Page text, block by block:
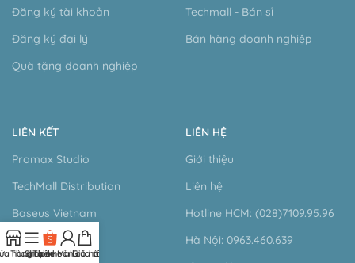
Đăng ký tài khoản
Đăng ký đại lý
Quà tặng doanh nghiệp
Techmall - Bán sỉ
Bán hàng doanh nghiệp
LIÊN KẾT
Promax Studio
TechMall Distribution
Baseus Vietnam
Vention Vietnam
LIÊN HỆ
Giới thiệu
Liên hệ
Hotline HCM: (028)7109.95.96
Hà Nội: 0963.460.639
hàng
Thanh bên
Shopee Mall
Tài khoản của tôi
Giỏ hàng